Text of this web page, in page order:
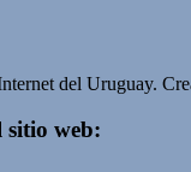
del Uruguay.
sitio web: